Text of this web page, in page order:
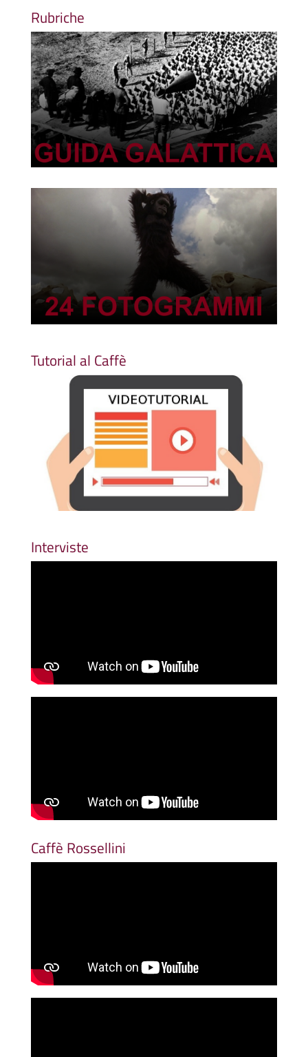
Rubriche
Tutorial al Caffè
Interviste
Caffè Rossellini